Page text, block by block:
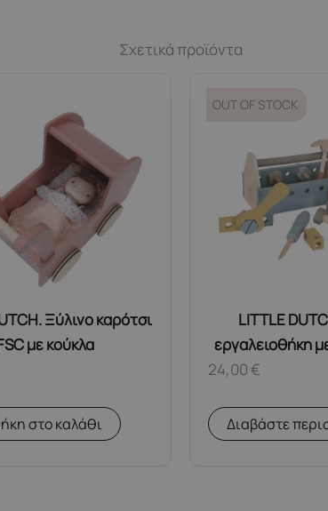
Σχετικά προϊόντα
Ξύλινο καρότσι
με κούκλα
στο καλάθι
LITTLE
εργαλειοθήκη
OUT OF STOCK
24,00€
Διαβάστε